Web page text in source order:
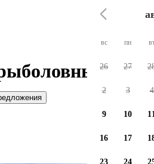
вс пн
26 27
2 3 4
9 10
16 17
23 24